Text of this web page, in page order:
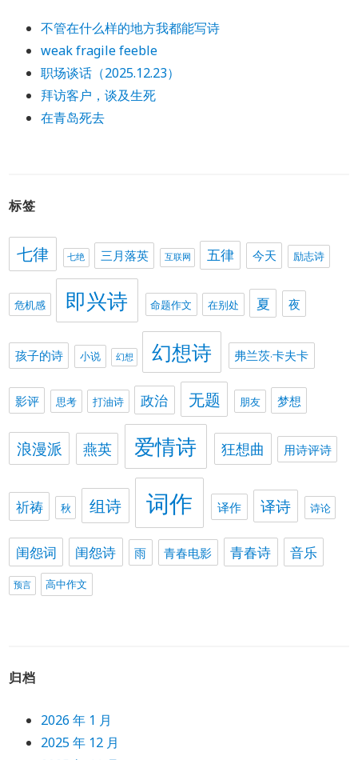
不管在什么样的地方我都能写诗
weak fragile feeble
职场谈话（2025.12.23）
拜访客户，谈及生死
在青岛死去
标签
七律 七绝 三月落英 互联网 五律 今天 励志诗
危机感 即兴诗 命题作文 在别处 夏 夜
孩子的诗 小说 幻想 幻想诗 弗兰茨·卡夫卡
影评 思考 打油诗 政治 无题 朋友 梦想
浪漫派 燕英 爱情诗 狂想曲 用诗评诗
祈祷 秋 组诗 词作 译作 译诗 诗论
闺怨词 闺怨诗 雨 青春电影 青春诗 音乐
预言 高中作文
归档
2026 年 1 月
2025 年 12 月